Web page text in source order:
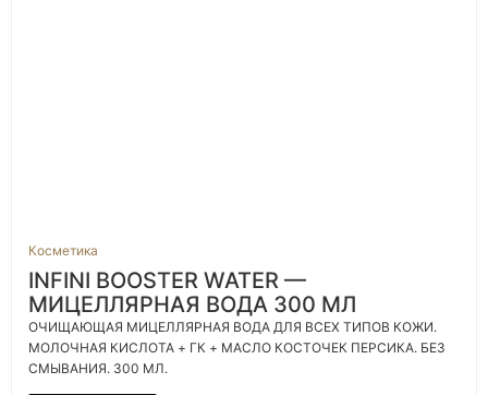
Косметика
INFINI BOOSTER WATER —
МИЦЕЛЛЯРНАЯ ВОДА 300 МЛ
ОЧИЩАЮЩАЯ МИЦЕЛЛЯРНАЯ ВОДА ДЛЯ ВСЕХ ТИПОВ КОЖИ.
МОЛОЧНАЯ КИСЛОТА + ГК + МАСЛО КОСТОЧЕК ПЕРСИКА. БЕЗ
СМЫВАНИЯ. 300 МЛ.